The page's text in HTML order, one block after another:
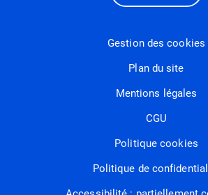
Gestion des cookies
Plan du site
Mentions légales
CGU
Politique cookies
Politique de